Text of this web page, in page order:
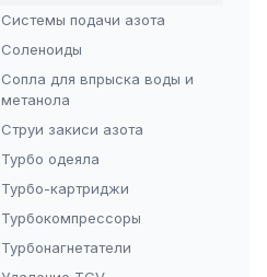
Системы подачи азота
Соленоиды
Сопла для впрыска воды и
метанола
Струи закиси азота
Турбо одеяла
Турбо-картриджи
Турбокомпрессоры
Турбонагнетатели